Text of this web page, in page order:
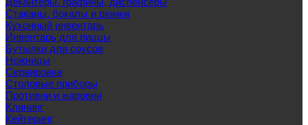
Стаканы, бокалы и рюмки
Кухонный инвентарь
Инвентарь для пиццы
Бутылки для соусов
Ножницы
Сервировка
Столовые приборы
Противни и жаровни
Клининг
Кейтеринг